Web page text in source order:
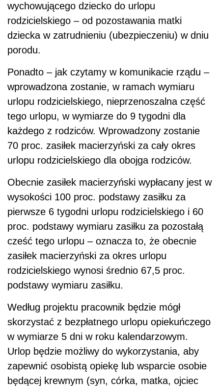
wychowującego dziecko do urlopu
rodzicielskiego – od pozostawania matki
dziecka w zatrudnieniu (ubezpieczeniu) w dniu
porodu.
Ponadto – jak czytamy w komunikacie rządu –
wprowadzona zostanie, w ramach wymiaru
urlopu rodzicielskiego, nieprzenoszalna część
tego urlopu, w wymiarze do 9 tygodni dla
każdego z rodziców. Wprowadzony zostanie
70 proc. zasiłek macierzyński za cały okres
urlopu rodzicielskiego dla obojga rodziców.
Obecnie zasiłek macierzyński wypłacany jest w
wysokości 100 proc. podstawy zasiłku za
pierwsze 6 tygodni urlopu rodzicielskiego i 60
proc. podstawy wymiaru zasiłku za pozostałą
cześć tego urlopu – oznacza to, że obecnie
zasiłek macierzyński za okres urlopu
rodzicielskiego wynosi średnio 67,5 proc.
podstawy wymiaru zasiłku.
Według projektu pracownik będzie mógł
skorzystać z bezpłatnego urlopu opiekuńczego
w wymiarze 5 dni w roku kalendarzowym.
Urlop będzie możliwy do wykorzystania, aby
zapewnić osobistą opiekę lub wsparcie osobie
będącej krewnym (syn, córka, matka, ojciec